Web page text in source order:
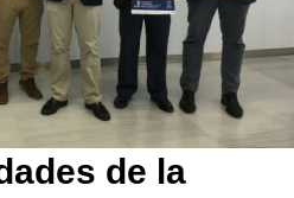
de la